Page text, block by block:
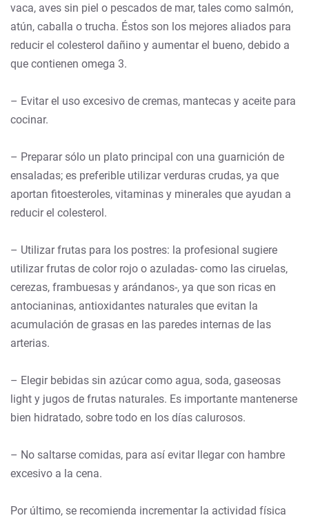
vaca, aves sin piel o pescados de mar, tales como salmón,
atún, caballa o trucha. Éstos son los mejores aliados para
reducir el colesterol dañino y aumentar el bueno, debido a
que contienen omega 3.
– Evitar el uso excesivo de cremas, mantecas y aceite para
cocinar.
– Preparar sólo un plato principal con una guarnición de
ensaladas; es preferible utilizar verduras crudas, ya que
aportan fitoesteroles, vitaminas y minerales que ayudan a
reducir el colesterol.
– Utilizar frutas para los postres: la profesional sugiere
utilizar frutas de color rojo o azuladas- como las ciruelas,
cerezas, frambuesas y arándanos-, ya que son ricas en
antocianinas, antioxidantes naturales que evitan la
acumulación de grasas en las paredes internas de las
arterias.
– Elegir bebidas sin azúcar como agua, soda, gaseosas
light y jugos de frutas naturales. Es importante mantenerse
bien hidratado, sobre todo en los días calurosos.
– No saltarse comidas, para así evitar llegar con hambre
excesivo a la cena.
Por último, se recomienda incrementar la actividad física